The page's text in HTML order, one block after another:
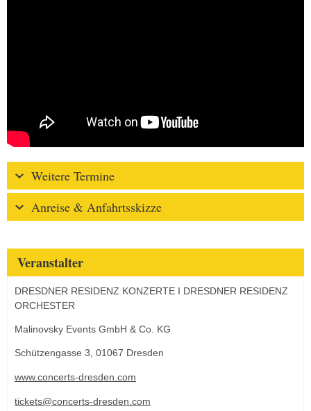
Weitere Termine
Anreise & Anfahrtsskizze
Veranstalter
DRESDNER RESIDENZ KONZERTE I DRESDNER RESIDENZ
ORCHESTER
Malinovsky Events GmbH & Co. KG
Schützengasse 3, 01067 Dresden
www.concerts-dresden.com
tickets@concerts-dresden.com